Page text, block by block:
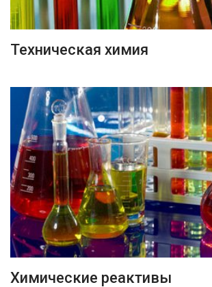
ПОДРОБНЕЕ
Техническая химия
ПОДРОБНЕЕ
Химические реактивы